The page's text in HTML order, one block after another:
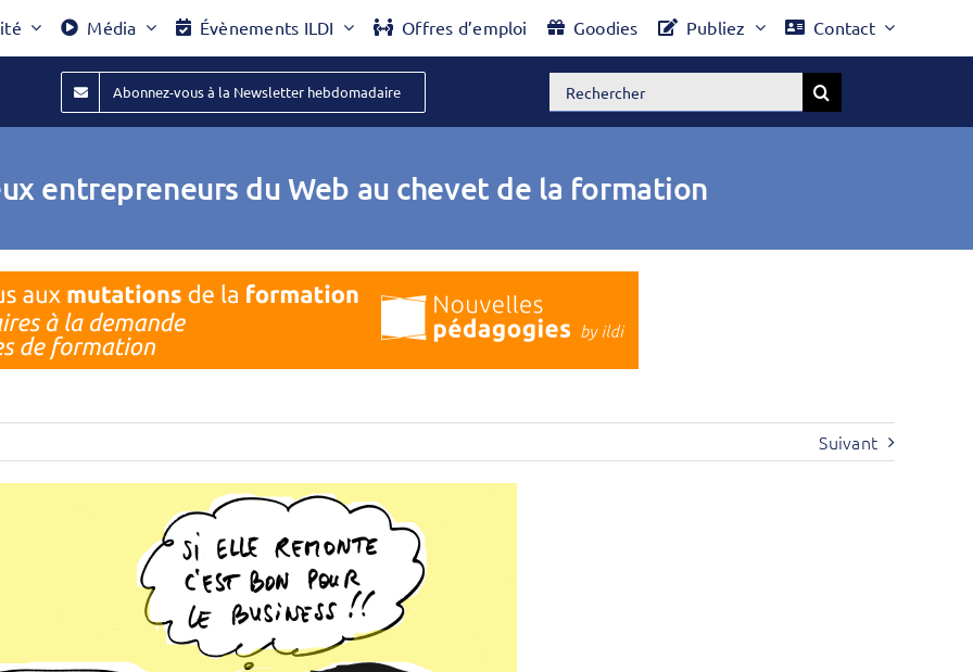
Média Évènements ILDI Offres d’emploi Goodies Publiez Contact
Abonnez-vous à la Newsletter hebdomadaire Rechercher:
entrepreneurs du Web au chevet de la formation
Suivant